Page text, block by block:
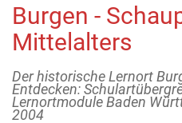
Burgen -
Mittelalters
Der historische Lernort
Entdecken:
Lernortmodule Baden
2004